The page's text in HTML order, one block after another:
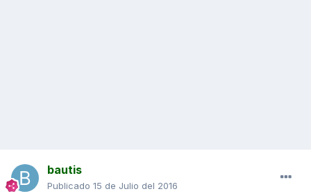
bautis
Publicado 15 de Julio del 2016